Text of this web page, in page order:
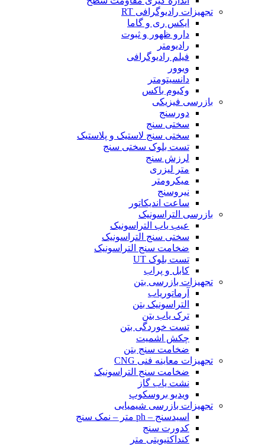
تجهیزات رادیوگرافی RT
ایکس ری و گاما
دارو ظهور و ثبوت
رادیومتر
فیلم رادیوگرافی
ویوور
دانسیتومتر
وکیوم باکس
بازرسی فیزیکی
دورسنج
سختی سنج
سختی سنج لاستیک و پلاستیک
تست بلوک سختی سنج
لرزش سنج
متر لیزری
میکرومتر
نیروسنج
ساعت اندیکاتور
بازرسی التراسونیک
عیب یاب التراسونیک
سختی سنج التراسونیک
ضخامت سنج التراسونیک
تست بلوک UT
کابل و پراب
تجهیزات بازرسی بتن
آرماتوریاب
التراسونیک بتن
ترک یاب بتن
تست خوردگی بتن
چکش اشمیت
ضخامت سنج بتن
تجهیزات معاینه فنی CNG
ضخامت سنج التراسونیک
نشت یاب گاز
ویدیو بروسکوپ
تجهیزات بازرسی شیمیایی
اسیدسنج – ph متر – نمک سنج
کدورت سنج
کنداکتیویتی متر